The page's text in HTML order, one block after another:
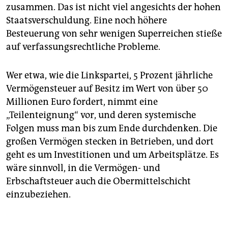
zusammen. Das ist nicht viel angesichts der hohen
Staatsverschuldung. Eine noch höhere
Besteuerung von sehr wenigen Superreichen stieße
auf verfassungsrechtliche Probleme.
Wer etwa, wie die Linkspartei, 5 Prozent jährliche
Vermögensteuer auf Besitz im Wert von über 50
Millionen Euro fordert, nimmt eine
„Teilenteignung“ vor, und deren systemische
Folgen muss man bis zum Ende durchdenken. Die
großen Vermögen stecken in Betrieben, und dort
geht es um Investitionen und um Arbeitsplätze. Es
wäre sinnvoll, in die Vermögen- und
Erbschaftsteuer auch die Obermittelschicht
einzubeziehen.